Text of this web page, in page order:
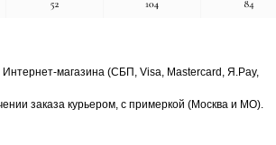
магазина (СБП, Visa, Mastercard, Я.Pay,
заказа курьером, с примеркой (Москва и МО).